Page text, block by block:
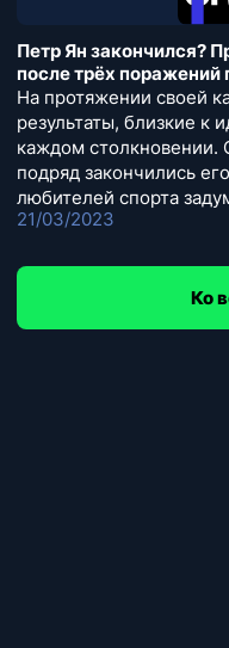
Петр Ян закончился?
после трёх поражений
На протяжении своей
результаты, близкие
каждом столкновении.
подряд закончились
любителей спорта
21/03/2023
Ко